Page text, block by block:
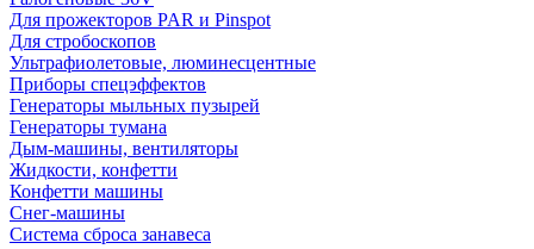
Для прожекторов PAR и Pinspot
Для стробоскопов
Ультрафиолетовые, люминесцентные
Приборы спецэффектов
Генераторы мыльных пузырей
Генераторы тумана
Дым-машины, вентиляторы
Жидкости, конфетти
Конфетти машины
Снег-машины
Система сброса занавеса